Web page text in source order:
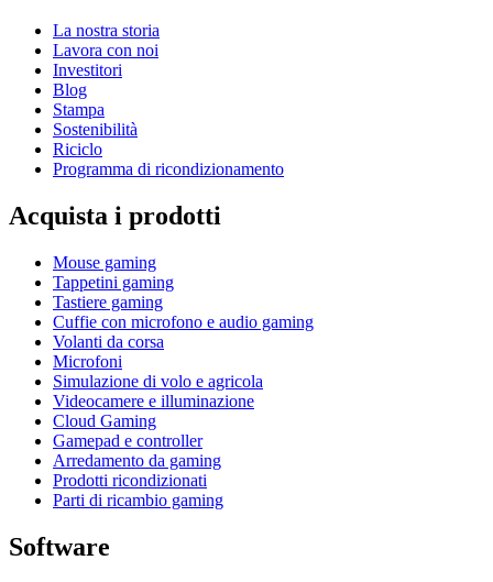
La nostra storia
Lavora con noi
Investitori
Blog
Stampa
Sostenibilità
Riciclo
Programma di ricondizionamento
Acquista i prodotti
Mouse gaming
Tappetini gaming
Tastiere gaming
Cuffie con microfono e audio gaming
Volanti da corsa
Microfoni
Simulazione di volo e agricola
Videocamere e illuminazione
Cloud Gaming
Gamepad e controller
Arredamento da gaming
Prodotti ricondizionati
Parti di ricambio gaming
Software